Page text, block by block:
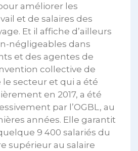
améliorer les
et de salaires des
Et il affiche d’ailleurs
négligeables dans
et des agentes de
collective de
le secteur et qui a été
en 2017, a été
par l’OGBL, au
années. Elle garantit
9 400 salariés du
supérieur au salaire